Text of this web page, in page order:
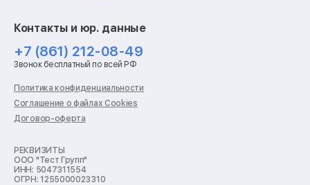
Ремонт роботов-пылесосов
Ремонт холодильников
Ремонт стиральных машин
Ремонт пылесосов
Ремонт варочных панелей
Ремонт духовых шкафов
Ремонт кондиционеров
Ремонт кухонных комбайнов
Ремонт морозильных камер
Ремонт отпаривателей
Ремонт плоттеров
Контакты и юр. данные
+7 (861) 212-08-49
Звонок бесплатный по всей РФ
Политика конфиденциальности
Соглашение о файлах Cookies
Договор-оферта
РЕКВИЗИТЫ
ООО "Тест Групп"
ИНН: 5047311554
ОГРН: 1255000023310